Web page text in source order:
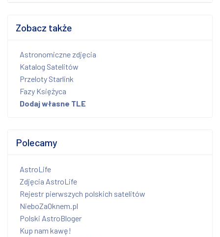
Zobacz także
Astronomiczne zdjęcia
Katalog Satelitów
Przeloty Starlink
Fazy Księżyca
Dodaj własne TLE
Polecamy
AstroLife
Zdjęcia AstroLife
Rejestr pierwszych polskich satelitów
NieboZaOknem.pl
Polski AstroBloger
Kup nam kawę!